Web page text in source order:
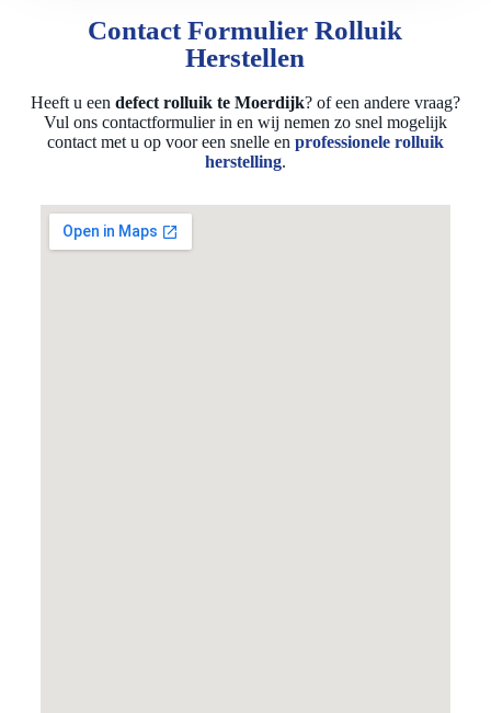
Contact Formulier Rolluik
Herstellen
Heeft u een defect rolluik te Moerdijk? of een andere vraag?
Vul ons contactformulier in en wij nemen zo snel mogelijk
contact met u op voor een snelle en professionele rolluik
herstelling.